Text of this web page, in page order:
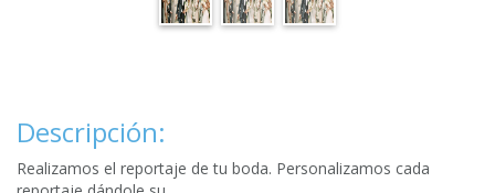
Descripción:
Realizamos el reportaje de tu boda. Personalizamos cada